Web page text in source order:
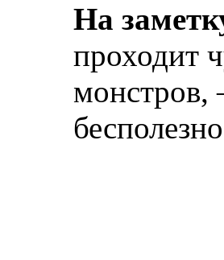
На
проходит
монстров,